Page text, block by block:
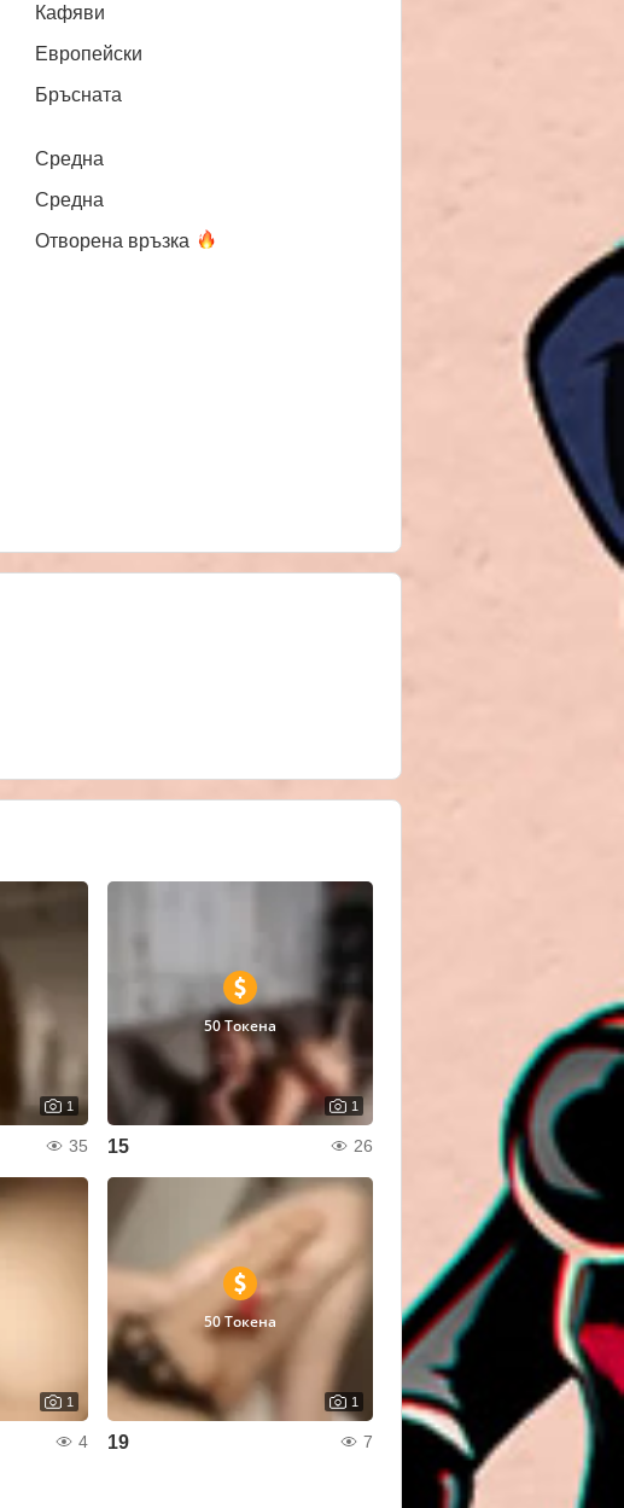
Кафяви
Европейски
Бръсната
Среднa
Среднa
Отворена връзка
1
35
50 Токена
1
15 26
1
4
50 Токена
1
19 7